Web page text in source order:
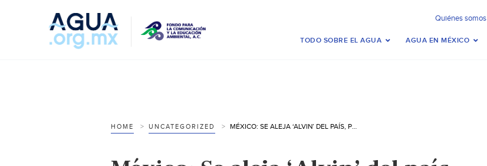
Quiénes somos
TODO SOBRE EL AGUA AGUA EN MÉXICO
HOME UNCATEGORIZED MÉXICO: SE ALEJA ‘ALVIN’ DEL PAÍS, PERO OCASIONARÁ LLUVIAS (EXCELSIOR)